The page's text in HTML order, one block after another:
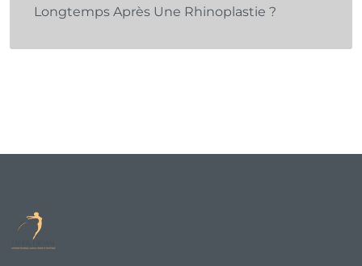
Longtemps Après Une Rhinoplastie ?